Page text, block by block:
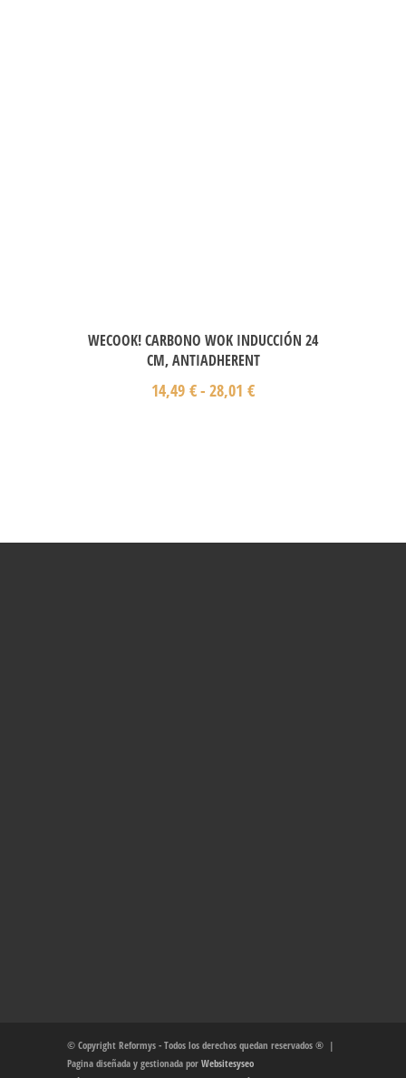
WECOOK! CARBONO WOK INDUCCIÓN 24
CM, ANTIADHERENT
14,49 €- 28,01 €
© Copyright Reformys - Todos los derechos quedan reservados ® |
Pagina diseñada y gestionada por Websitesyseo